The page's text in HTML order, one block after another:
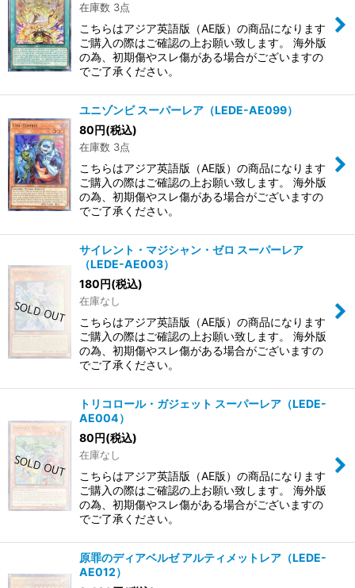
在庫数 3点
こちらはアジア英語版（AE版）の商品になります
ご購入の際はご確認の上お願い致します。 海外版
の為、初期傷やスレ傷がある場合がございますの
でご了承ください。
ユニゾンビ スーパーレア（LEDE-AE099）
80円(税込)
在庫数 3点
こちらはアジア英語版（AE版）の商品になります
ご購入の際はご確認の上お願い致します。 海外版
の為、初期傷やスレ傷がある場合がございますの
でご了承ください。
サイレント・マジシャン・ゼロ スーパーレア
（LEDE-AE003）
180円(税込)
在庫なし
こちらはアジア英語版（AE版）の商品になります
ご購入の際はご確認の上お願い致します。 海外版
の為、初期傷やスレ傷がある場合がございますの
でご了承ください。
トリコロール・ガジェット スーパーレア（LEDE-
AE004）
80円(税込)
在庫なし
こちらはアジア英語版（AE版）の商品になります
ご購入の際はご確認の上お願い致します。 海外版
の為、初期傷やスレ傷がある場合がございますの
でご了承ください。
原罪のディアベルゼ アルティメットレア（LEDE-
AE012）